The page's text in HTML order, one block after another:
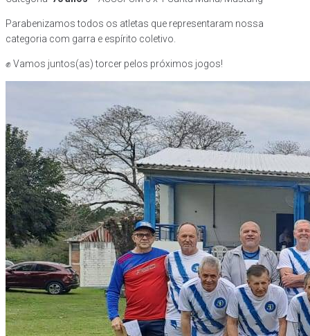
Parabenizamos todos os atletas que representaram nossa
categoria com garra e espírito coletivo.
✊ Vamos juntos(as) torcer pelos próximos jogos!